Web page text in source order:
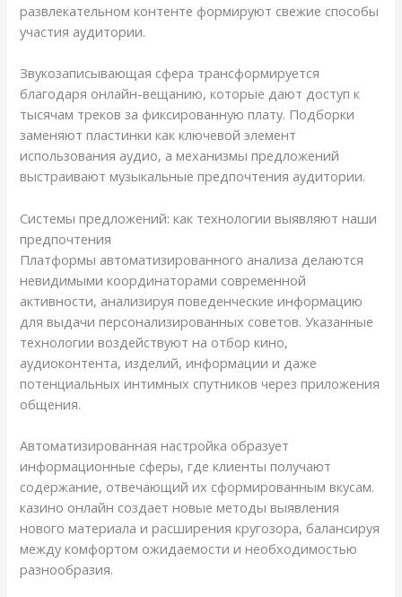
развлекательном контенте формируют свежие способы
участия аудитории.
Звукозаписывающая сфера трансформируется
благодаря онлайн-вещанию, которые дают доступ к
тысячам треков за фиксированную плату. Подборки
заменяют пластинки как ключевой элемент
использования аудио, а механизмы предложений
выстраивают музыкальные предпочтения аудитории.
Системы предложений: как технологии выявляют наши
предпочтения
Платформы автоматизированного анализа делаются
невидимыми координаторами современной
активности, анализируя поведенческие информацию
для выдачи персонализированных советов. Указанные
технологии воздействуют на отбор кино,
аудиоконтента, изделий, информации и даже
потенциальных интимных спутников через приложения
общения.
Автоматизированная настройка образует
информационные сферы, где клиенты получают
содержание, отвечающий их сформированным вкусам.
казино онлайн создает новые методы выявления
нового материала и расширения кругозора, балансируя
между комфортом ожидаемости и необходимостью
разнообразия.